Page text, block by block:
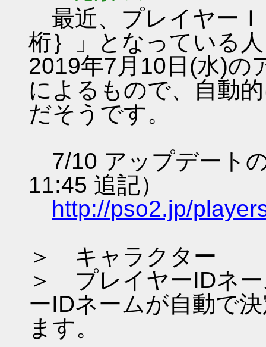
最近、プレイヤー
桁｝」となっている
2019年7月10日(水)の
によるもので、自動
だそうです。
7/10 アップデート
11:45 追記）
http://pso2.jp/
＞ キャラクター
＞ プレイヤーIDネ
ーIDネームが自動で
ます。